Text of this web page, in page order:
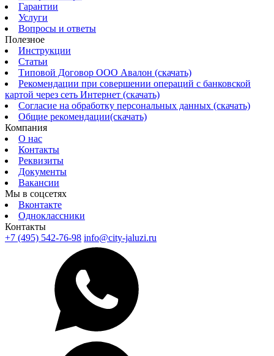
Гарантии
Услуги
Вопросы и ответы
Полезное
Инструкции
Статьи
Типовой Договор ООО Авалон (скачать)
Рекомендации при совершении операций с банковской
картой через сеть Интернет (скачать)
Согласие на обработку персональных данных (скачать)
Общие рекомендации(скачать)
Компания
О нас
Контакты
Реквизиты
Документы
Вакансии
Мы в соцсетях
Вконтакте
Одноклассники
Контакты
+7 (495) 542-76-98 info@city-jaluzi.ru